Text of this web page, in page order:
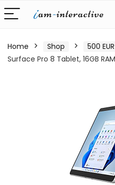
Home Shop 500
Surface Pro 8 Tablet, 16GB RAM